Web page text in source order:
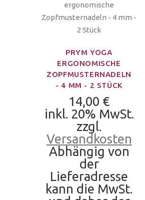
PRYM YOGA
ERGONOMISCHE
ZOPFMUSTERNADELN
- 4 MM - 2 STÜCK
14,00 €
inkl. 20% MwSt.
zzgl.
Versandkosten
Abhängig von
der
Lieferadresse
kann die MwSt.